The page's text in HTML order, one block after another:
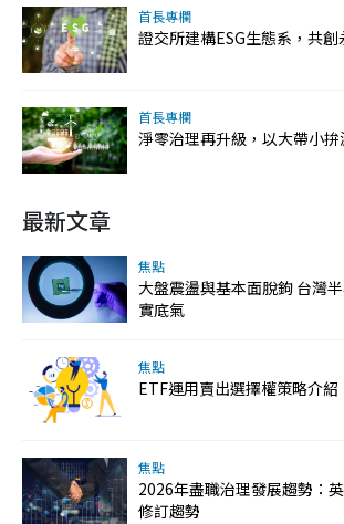
首長專欄
證交所建構ESG生態系，共
首長專欄
淨零治理再升級，以大帶小拚
最新文章
焦點
大盤震盪與基本面脫鉤 台灣半導體與AI產業的真
實底氣
焦點
ETF運用賣出選擇權策略介紹
焦點
2026年盡職治理發展趨勢：
修訂趨勢